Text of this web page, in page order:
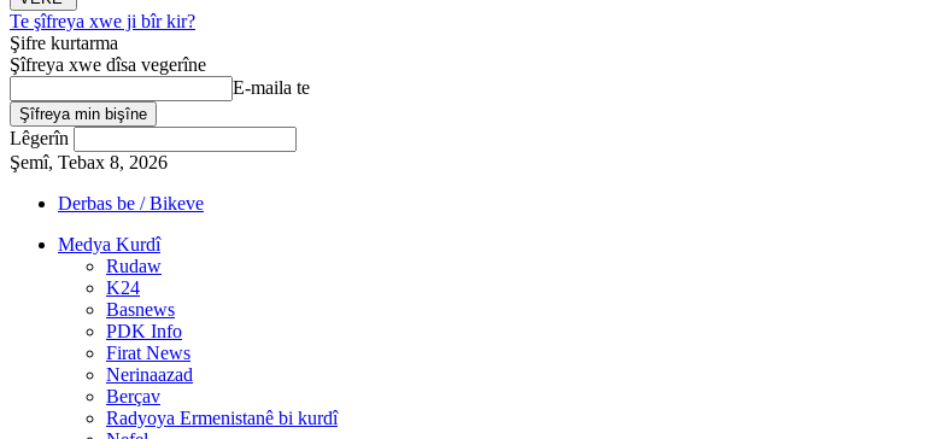
Te şîfreya xwe ji bîr kir?
Şifre kurtarma
Şîfreya xwe dîsa vegerîne
E-maila te
Lêgerîn
Şemî, Tebax 8, 2026
Derbas be / Bikeve
Medya Kurdî
Rudaw
K24
Basnews
PDK Info
Firat News
Nerinaazad
Berçav
Radyoya Ermenistanê bi kurdî